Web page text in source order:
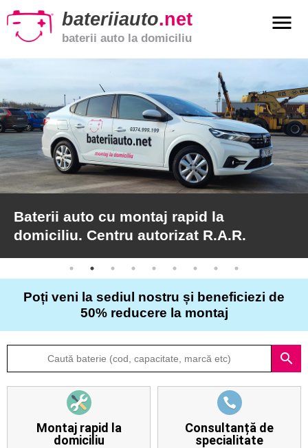
bateriiauto.net
baterii auto la domiciliu
menu
Baterii
moto
Baterii
de
camion
Articole
Despre
Baterii auto cu montaj rapid la
domiciliu. Centru autorizat R.A.R.
Poți veni la sediul nostru și beneficiezi de
50% reducere la montaj
search
Montaj rapid la
domiciliu
Consultanță de
specialitate